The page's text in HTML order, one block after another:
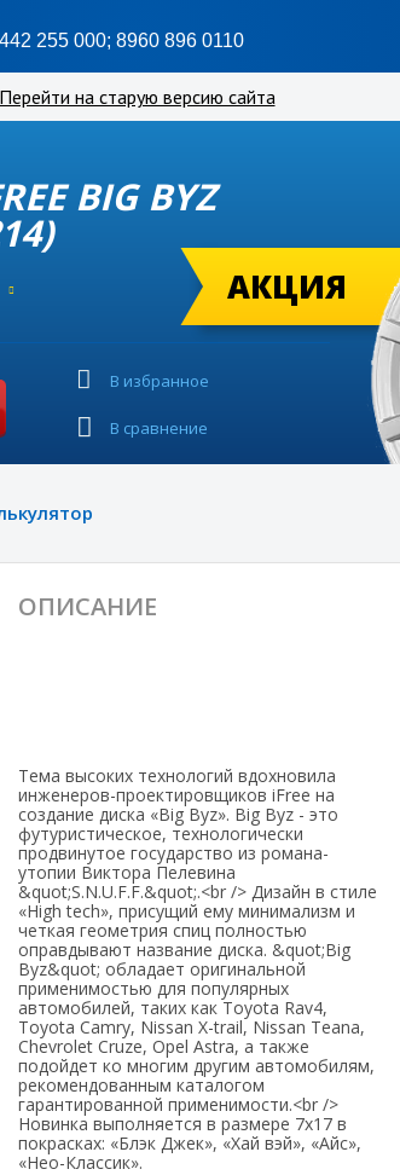
255 000; 8960 896 0110
Перейти на старую версию сайта
BIG BYZ
АКЦИЯ
В избранное
В сравнение
ОПИСАНИЕ
Тема высоких технологий вдохновила
инженеров-проектировщиков iFree на
создание диска «Big Byz». Big Byz - это
футуристическое, технологически
продвинутое государство из романа-
утопии Виктора Пелевина
&quot;S.N.U.F.F.&quot;.<br /> Дизайн в стиле
«High tech», присущий ему минимализм и
четкая геометрия спиц полностью
оправдывают название диска. &quot;Big
Byz&quot; обладает оригинальной
применимостью для популярных
автомобилей, таких как Toyota Rav4,
Toyota Camry, Nissan X-trail, Nissan Teana,
Chevrolet Cruze, Opel Astra, а также
подойдет ко многим другим автомобилям,
рекомендованным каталогом
гарантированной применимости.<br />
Новинка выполняется в размере 7х17 в
покрасках: «Блэк Джек», «Хай вэй», «Айс»,
«Нео-Классик».